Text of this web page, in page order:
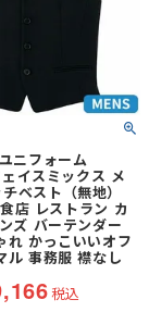
ニフォーム
イスミックス メ
ベスト（無地）
店 レストラン カ
ズ バーテンダー
れ かっこいいオフ
ル 事務服 襟なし
税込